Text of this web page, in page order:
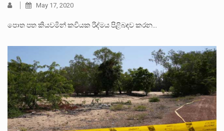
May 17, 2020
පොත පත කියවමින් කවියක රිද්මය පිළිබඳව කරන…